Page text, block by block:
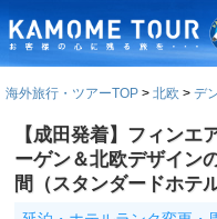
海外旅行・ツアーTOP 北欧 デ
【成田発着】フィンエ
ーゲン＆北欧デザイン
間（スタンダードホテ